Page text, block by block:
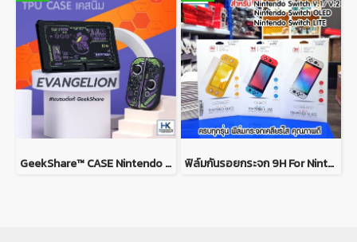
GeekShare™ CASE Nintendo Switch / Switch OLED MODEL เคส TPU เนื้อนิ่ม ยางซิลิโคน ลาย Evagalion เคสกันรอยรอบตัว ฟิล์มกันรอยกระจก 9H For Nintendo Switch ฟิล์มกระจกคุณภาพดี เต็มจอ กันรอยขีดข่วนได้ดี ติดง่าย